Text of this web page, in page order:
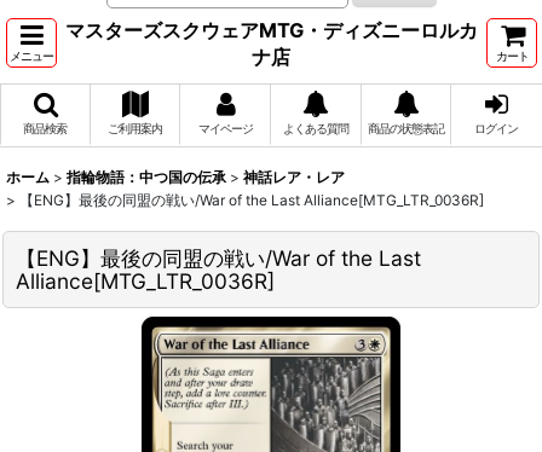
メニュー
マスターズスクウェアMTG・ディズニーロルカ
ナ店
カート
商品検索 ご利用案内 マイページ よくある質問 商品の状態表記 ログイン
ホーム > 指輪物語：中つ国の伝承 > 神話レア・レア
>
【ENG】最後の同盟の戦い/War of the Last Alliance[MTG_LTR_0036R]
【ENG】最後の同盟の戦い/War of the Last
Alliance[MTG_LTR_0036R]